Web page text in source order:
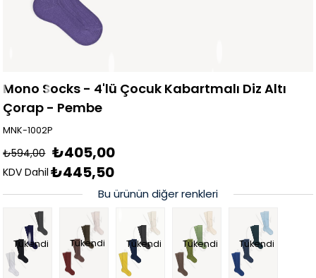
Mono Socks - 4'lü Çocuk Kabartmalı Diz Altı
Çorap - Pembe
MNK-1002P
₺594,00 ₺405,00
KDV Dahil ₺445,50
Bu ürünün diğer renkleri
Tükendi Tükendi Tükendi Tükendi Tükendi